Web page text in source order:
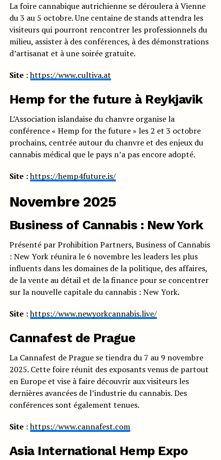
La foire cannabique autrichienne se déroulera à Vienne
du 3 au 5 octobre. Une centaine de stands attendra les
visiteurs qui pourront rencontrer les professionnels du
milieu, assister à des conférences, à des démonstrations
d’artisanat et à une soirée gratuite.
Site:https://www.cultiva.at
Hemp for the future à Reykjavik
L’Association islandaise du chanvre organise la
conférence « Hemp for the future » les 2 et 3 octobre
prochains, centrée autour du chanvre et des enjeux du
cannabis médical que le pays n’a pas encore adopté.
Site :https://hemp4future.is/
Novembre 2025
Business of Cannabis : New York
Présenté par Prohibition Partners, Business of Cannabis
: New York réunira le 6 novembre les leaders les plus
influents dans les domaines de la politique, des affaires,
de la vente au détail et de la finance pour se concentrer
sur la nouvelle capitale du cannabis : New York.
Site :https://www.newyorkcannabis.live/
Cannafest de Prague
La Cannafest de Prague se tiendra du 7 au 9 novembre
2025. Cette foire réunit des exposants venus de partout
en Europe et vise à faire découvrir aux visiteurs les
dernières avancées de l’industrie du cannabis. Des
conférences sont également tenues.
Site:https://www.cannafest.com
Asia International Hemp Expo